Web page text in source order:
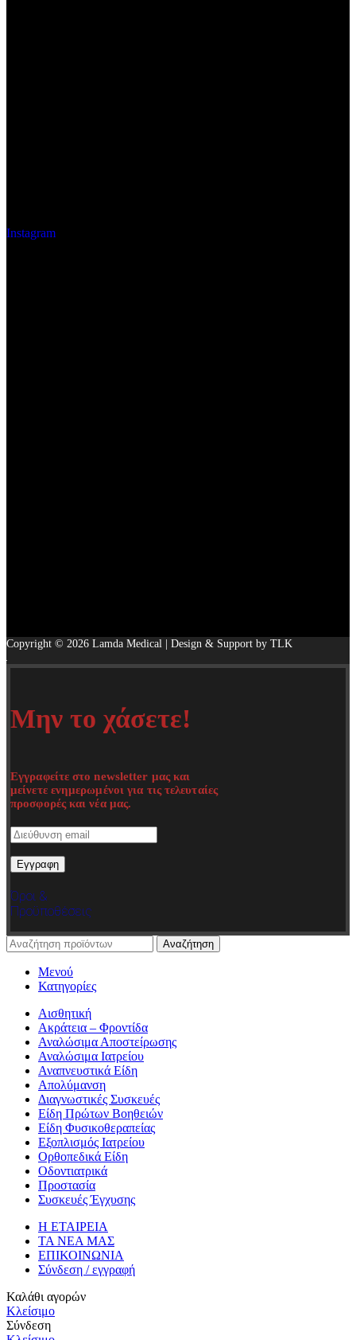
Instagram
Copyright © 2026 Lamda Medical | Design & Support by TLK
Μην το χάσετε!
Εγγραφείτε στο newsletter μας και
μείνετε ενημερωμένοι για τις τελευταίες
προσφορές και νέα μας.
Όροι &
Προϋποθέσεις
Αναζήτηση
Μενού
Κατηγορίες
Αισθητική
Ακράτεια – Φροντίδα
Αναλώσιμα Αποστείρωσης
Αναλώσιμα Ιατρείου
Αναπνευστικά Είδη
Απολύμανση
Διαγνωστικές Συσκευές
Είδη Πρώτων Βοηθειών
Είδη Φυσικοθεραπείας
Εξοπλισμός Ιατρείου
Ορθοπεδικά Είδη
Οδοντιατρικά
Προστασία
Συσκευές Έγχυσης
Η ΕΤΑΙΡΕΙΑ
ΤΑ ΝΕΑ ΜΑΣ
ΕΠΙΚΟΙΝΩΝΙΑ
Σύνδεση / εγγραφή
Καλάθι αγορών
Κλείσιμο
Σύνδεση